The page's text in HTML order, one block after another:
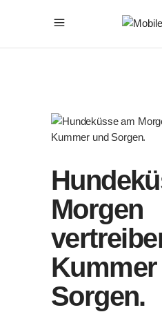
Morgen
Sorgen.